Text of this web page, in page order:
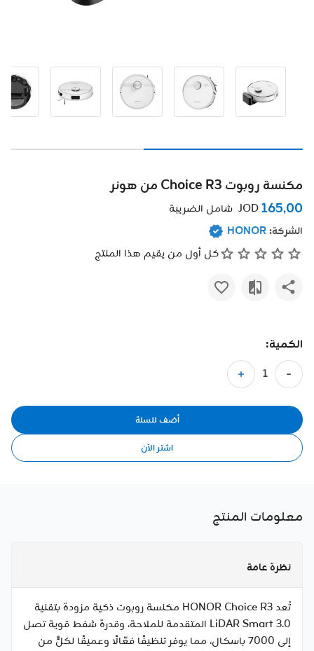
مكنسة روبوت Choice R3 من هونر
165٫00
شامل الضريبة
الشركة:HONOR
كل أول من يقيم هذا المنتج
الكمية:
أضف للسلة
اشتر الآن
معلومات المنتج
نظرة عامة
تُعد HONOR Choice R3 مكنسة روبوت ذكية مزودة بتقنية
LiDAR Smart 3.0 المتقدمة للملاحة، وقدرة شفط قوية تصل
إلى 7000 باسكال، مما يوفر تنظيفًا فعّالًا وعميقًا لكلٍّ من